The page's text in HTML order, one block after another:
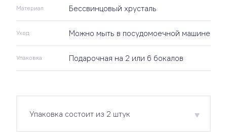
Материал Бессвинцовый хрусталь
Уход Можно мыть в посудомоечной машине
Упаковка Подарочная на 2 или 6 бокалов
Упаковка состоит из 2 штук